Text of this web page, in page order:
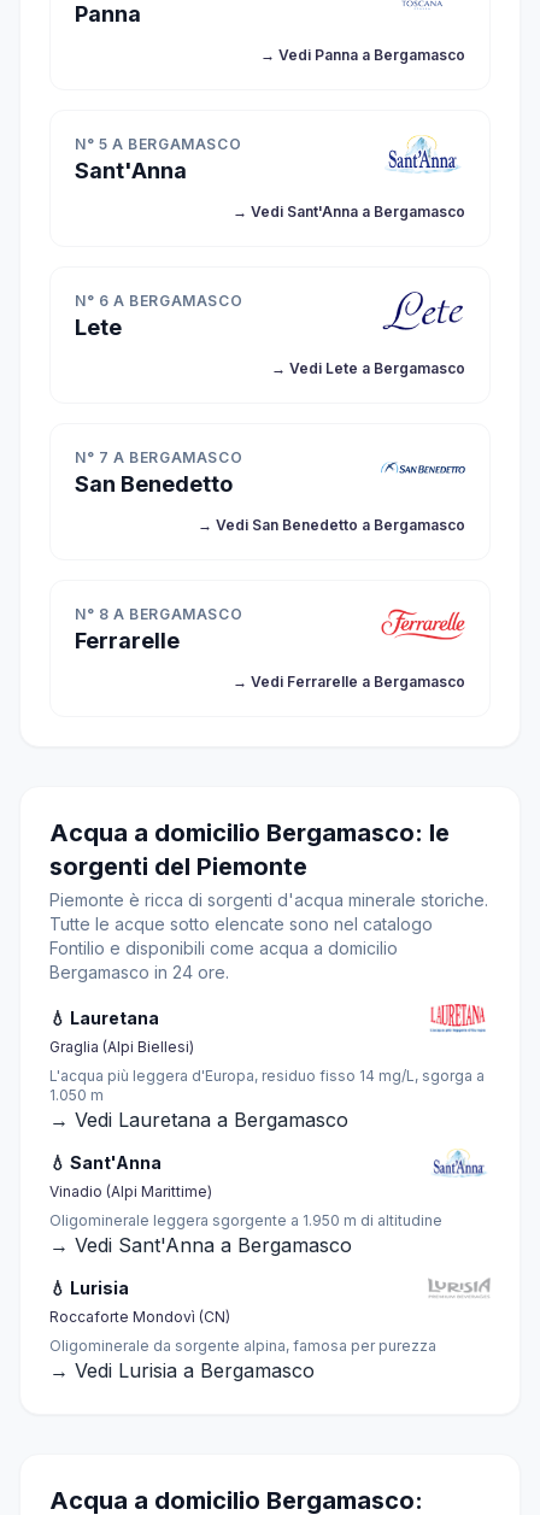
Panna
→ Vedi Panna a Bergamasco
N° 5 A BERGAMASCO
Sant'Anna
→ Vedi Sant'Anna a Bergamasco
N° 6 A BERGAMASCO
Lete
→ Vedi Lete a Bergamasco
N° 7 A BERGAMASCO
San Benedetto
→ Vedi San Benedetto a Bergamasco
N° 8 A BERGAMASCO
Ferrarelle
→ Vedi Ferrarelle a Bergamasco
Acqua a domicilio Bergamasco: le
sorgenti del Piemonte
Piemonte è ricca di sorgenti d'acqua minerale storiche.
Tutte le acque sotto elencate sono nel catalogo
Fontilio e disponibili come acqua a domicilio
Bergamasco in 24 ore.
💧 Lauretana
Graglia (Alpi Biellesi)
L'acqua più leggera d'Europa, residuo fisso 14 mg/L, sgorga a
1.050 m
→ Vedi Lauretana a Bergamasco
💧 Sant'Anna
Vinadio (Alpi Marittime)
Oligominerale leggera sgorgente a 1.950 m di altitudine
→ Vedi Sant'Anna a Bergamasco
💧 Lurisia
Roccaforte Mondovì (CN)
Oligominerale da sorgente alpina, famosa per purezza
→ Vedi Lurisia a Bergamasco
Acqua a domicilio Bergamasco: